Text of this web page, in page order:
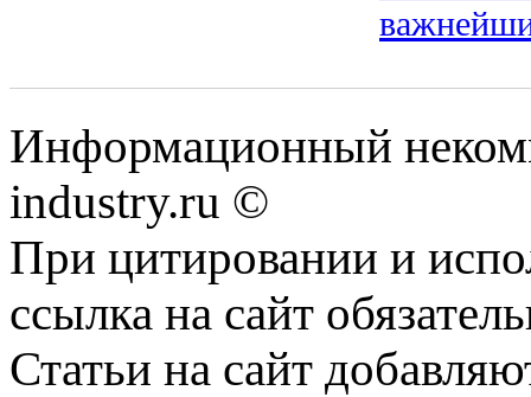
Информационный
industry.ru ©
При цитировании и
ссылка на сайт
Статьи на сайт